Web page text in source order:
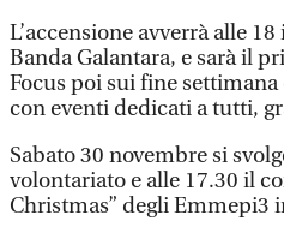
L’accensione avverrà alle
Banda Galantara, e sarà il
Focus poi sui fine
con eventi dedicati a tutti,
Sabato 30 novembre si
volontariato e alle 17.30 il
Christmas” degli Emmepi3